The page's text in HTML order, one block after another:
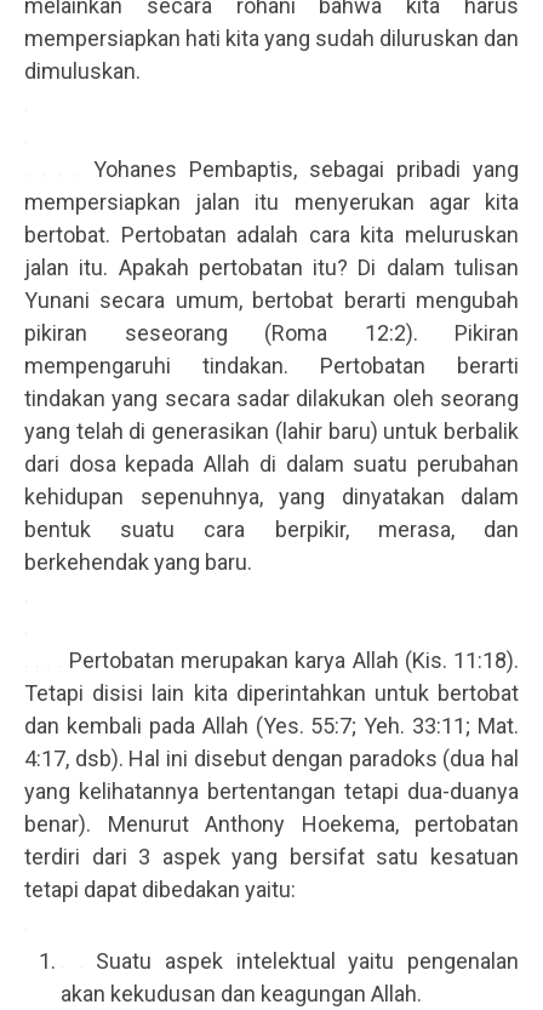
melainkan secara rohani bahwa kita harus
mempersiapkan hati kita yang sudah diluruskan dan
dimuluskan.
.
.
. . . .
Yohanes Pembaptis, sebagai pribadi yang
mempersiapkan jalan itu menyerukan agar kita
bertobat. Pertobatan adalah cara kita meluruskan
jalan itu. Apakah pertobatan itu? Di dalam tulisan
Yunani secara umum, bertobat berarti mengubah
pikiran seseorang (Roma 12:2). Pikiran
mempengaruhi tindakan. Pertobatan berarti
tindakan yang secara sadar dilakukan oleh seorang
yang telah di generasikan (lahir baru) untuk berbalik
dari dosa kepada Allah di dalam suatu perubahan
kehidupan sepenuhnya, yang dinyatakan dalam
bentuk suatu cara berpikir, merasa, dan
berkehendak yang baru.
.
.
. . . . Pertobatan merupakan karya Allah (Kis. 11:18).
Tetapi disisi lain kita diperintahkan untuk bertobat
dan kembali pada Allah (Yes. 55:7; Yeh. 33:11; Mat.
4:17, dsb). Hal ini disebut dengan paradoks (dua hal
yang kelihatannya bertentangan tetapi dua-duanya
benar). Menurut Anthony Hoekema, pertobatan
terdiri dari 3 aspek yang bersifat satu kesatuan
tetapi dapat dibedakan yaitu:
.
. . Suatu aspek intelektual yaitu pengenalan
akan kekudusan dan keagungan Allah.